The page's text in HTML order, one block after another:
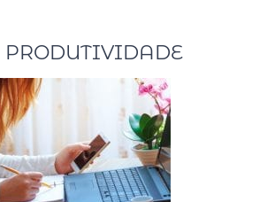
PRODUTIVIDADE